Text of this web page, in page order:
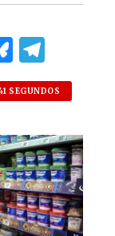
B
lu
es
k
y
el
e
g
ra
m
SEGUNDOS